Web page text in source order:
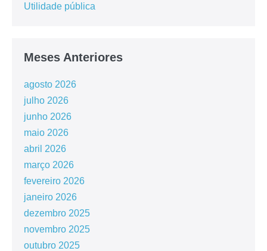
Utilidade pública
Meses Anteriores
agosto 2026
julho 2026
junho 2026
maio 2026
abril 2026
março 2026
fevereiro 2026
janeiro 2026
dezembro 2025
novembro 2025
outubro 2025